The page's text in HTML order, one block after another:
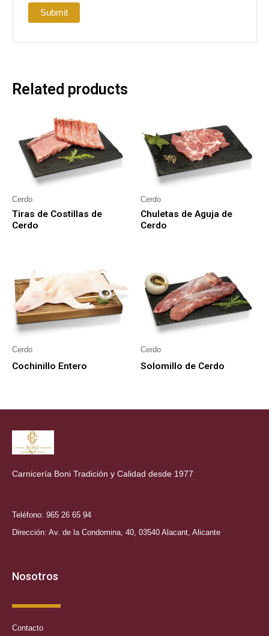
Related products
Cerdo
Tiras de Costillas de
Cerdo
Cerdo
Chuletas de Aguja de
Cerdo
Cerdo
Cochinillo Entero
Cerdo
Solomillo de Cerdo
Carnicería Boni Tradición y Calidad desde 1977
Teléfono: 965 26 65 94
Dirección: Av. de la Condomina, 40, 03540 Alacant, Alicante
Nosotros
Contacto